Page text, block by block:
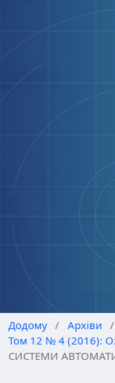
Додому / Архіви
/
Том 12 № 4 (2016):
СИСТЕМИ